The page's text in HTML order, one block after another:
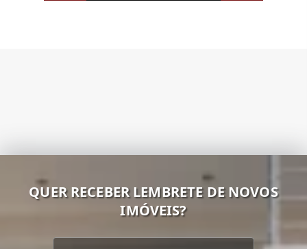
QUER RECEBER LEMBRETE DE NOVOS
IMÓVEIS?